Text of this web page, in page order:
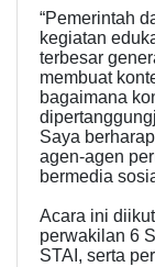
“Pemerintah
kegiatan
terbesar
membuat
bagaimana
Saya
agen-agen
bermedia
Acara ini
perwakilan 6
STAI, serta